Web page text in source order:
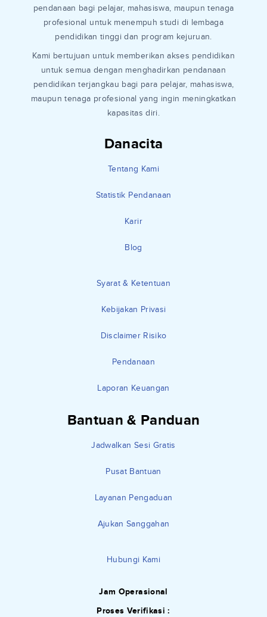
Danacita
Tentang Kami
Statistik Pendanaan
Karir
Blog
Syarat & Ketentuan
Kebijakan Privasi
Disclaimer Risiko
Pendanaan
Laporan Keuangan
Bantuan & Panduan
Jadwalkan Sesi Gratis
Pusat Bantuan
Layanan Pengaduan
Ajukan Sanggahan
Hubungi Kami
Jam Operasional
Proses Verifikasi :
pendanaan bagi pelajar, mahasiswa, maupun tenaga
profesional untuk menempuh studi di lembaga
pendidikan tinggi dan program kejuruan.
Kami bertujuan untuk memberikan akses pendidikan
untuk semua dengan menghadirkan pendanaan
pendidikan terjangkau bagi para pelajar, mahasiswa,
maupun tenaga profesional yang ingin meningkatkan
kapasitas diri.